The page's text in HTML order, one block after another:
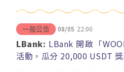
一般公告 08/05 22:00
LBank: LBank 開啟「
活動，瓜分 20,000 USDT